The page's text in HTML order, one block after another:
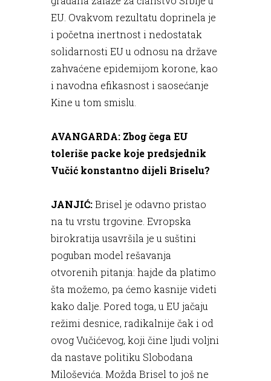
EU. Ovakvom rezultatu doprinela je
i početna inertnost i nedostatak
solidarnosti EU u odnosu na države
zahvaćene epidemijom korone, kao
i navodna efikasnost i saosećanje
Kine u tom smislu.
AVANGARDA: Zbog čega EU
toleriše packe koje predsjednik
Vučić konstantno dijeli Briselu?
JANJIĆ:Brisel je odavno pristao
na tu vrstu trgovine. Evropska
birokratija usavršila je u suštini
poguban model rešavanja
otvorenih pitanja: hajde da platimo
šta možemo, pa ćemo kasnije videti
kako dalje. Pored toga, u EU jačaju
režimi desnice, radikalnije čak i od
ovog Vučićevog, koji čine ljudi voljni
da nastave politiku Slobodana
Miloševića. Možda Brisel to još ne